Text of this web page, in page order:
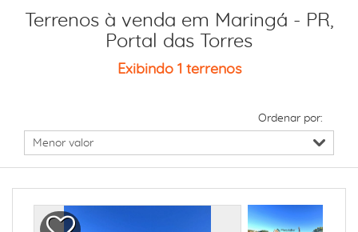
Terrenos à venda em Maringá - PR,
Portal das Torres
Exibindo 1 terrenos
Ordenar por: